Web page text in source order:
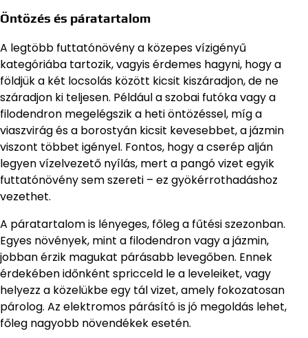
Öntözés és páratartalom
A legtöbb futtatónövény a közepes vízigényű
kategóriába tartozik, vagyis érdemes hagyni, hogy a
földjük a két locsolás között kicsit kiszáradjon, de ne
száradjon ki teljesen. Például a szobai futóka vagy a
filodendron megelégszik a heti öntözéssel, míg a
viaszvirág és a borostyán kicsit kevesebbet, a jázmin
viszont többet igényel. Fontos, hogy a cserép alján
legyen vízelvezető nyílás, mert a pangó vizet egyik
futtatónövény sem szereti – ez gyökérrothadáshoz
vezethet.
A páratartalom is lényeges, főleg a fűtési szezonban.
Egyes növények, mint a filodendron vagy a jázmin,
jobban érzik magukat párásabb levegőben. Ennek
érdekében időnként spricceld le a leveleiket, vagy
helyezz a közelükbe egy tál vizet, amely fokozatosan
párolog. Az elektromos párásító is jó megoldás lehet,
főleg nagyobb növendékek esetén.